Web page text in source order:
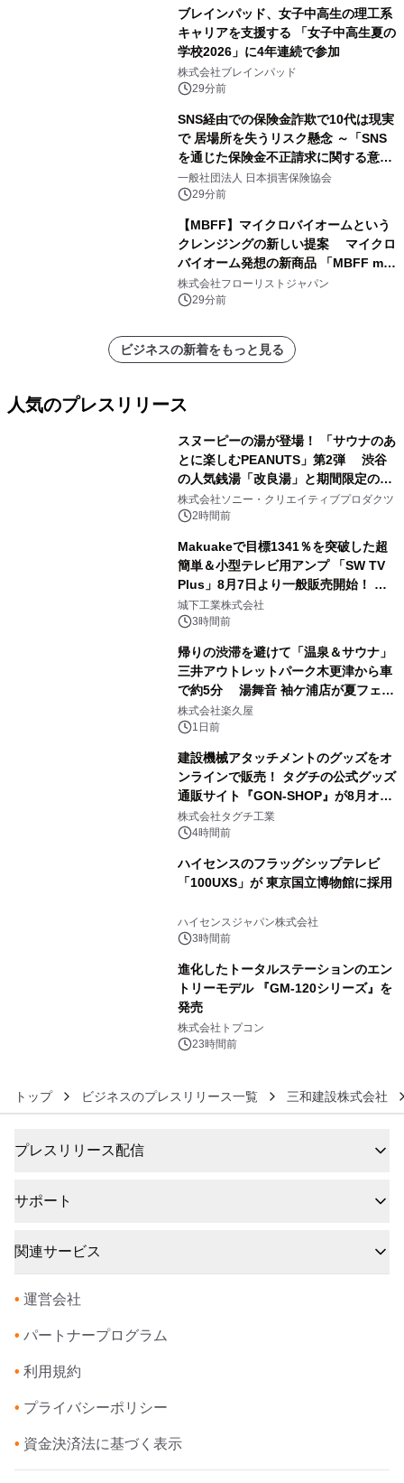
ブレインパッド、女子中高生の理工系
キャリアを支援する 「女子中高生夏の
学校2026」に4年連続で参加
株式会社ブレインパッド
29分前
SNS経由での保険金詐欺で10代は現実
で 居場所を失うリスク懸念 ～「SNS
を通じた保険金不正請求に関する意識
調査」を実施、 認知度の低さも浮き彫
りに～
一般社団法人 日本損害保険協会
29分前
【MBFF】マイクロバイオームという
クレンジングの新しい提案 マイクロ
バイオーム発想の新商品 「MBFF mb
クレンジングPRO」を2026年8月6日
発売
株式会社フローリストジャパン
29分前
ビジネスの新着をもっと見る
人気のプレスリリース
スヌーピーの湯が登場！ 「サウナのあ
とに楽しむPEANUTS」第2弾 渋谷
の人気銭湯「改良湯」と期間限定のコ
ラボレーション サウナイキタイコラ
ボグッズも発売決定！
株式会社ソニー・クリエイティブプロダクツ
2時間前
Makuakeで目標1341％を突破した超
簡単＆小型テレビ用アンプ 「SW TV
Plus」8月7日より一般販売開始！ ケ
ーブル1本つなぐだけ、テレビの音が
ぐっと豊かに
城下工業株式会社
3時間前
帰りの渋滞を避けて「温泉＆サウナ」
三井アウトレットパーク木更津から車
で約5分 湯舞音 袖ケ浦店が夏フェア
メニューを提供
株式会社楽久屋
1日前
建設機械アタッチメントのグッズをオ
ンラインで販売！ タグチの公式グッズ
通販サイト『GON-SHOP』が8月オー
プン
株式会社タグチ工業
4時間前
ハイセンスのフラッグシップテレビ
「100UXS」が 東京国立博物館に採用
ハイセンスジャパン株式会社
3時間前
進化したトータルステーションのエン
トリーモデル 『GM-120シリーズ』を
発売
株式会社トプコン
23時間前
トップ ビジネスのプレスリリース一覧 三和建設株式会社
プレスリリース配信
サポート
関連サービス
• 運営会社
• パートナープログラム
• 利用規約
• プライバシーポリシー
• 資金決済法に基づく表示